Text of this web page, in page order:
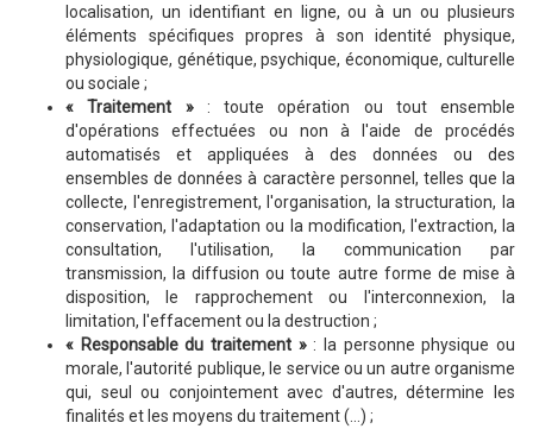
localisation, un identifiant en ligne, ou à un ou plusieurs
éléments spécifiques propres à son identité physique,
physiologique, génétique, psychique, économique, culturelle
ou sociale ;
« Traitement »: toute opération ou tout ensemble
d'opérations effectuées ou non à l'aide de procédés
automatisés et appliquées à des données ou des
ensembles de données à caractère personnel, telles que la
collecte, l'enregistrement, l'organisation, la structuration, la
conservation, l'adaptation ou la modification, l'extraction, la
consultation, l'utilisation, la communication par
transmission, la diffusion ou toute autre forme de mise à
disposition, le rapprochement ou l'interconnexion, la
limitation, l'effacement ou la destruction ;
« Responsable du traitement »: la personne physique ou
morale, l'autorité publique, le service ou un autre organisme
qui, seul ou conjointement avec d'autres, détermine les
finalités et les moyens du traitement (…) ;